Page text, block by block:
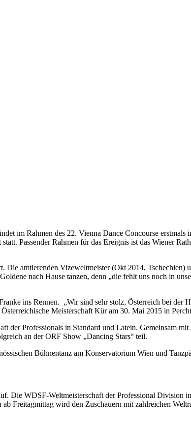
im Rahmen des 22. Vienna Dance Concourse erstmals
Passender Rahmen für das Ereignis ist das Wiener
amtierenden Vizeweltmeister (Okt 2014, Tschechien)
nach Hause tanzen, denn „die fehlt uns noch in
ins Rennen. „Wir sind sehr stolz, Österreich bei der
Meisterschaft Kür am 30. Mai 2015 in
der Professionals in Standard und Latein. Gemeinsam
an der ORF Show „Dancing Stars“ teil.
Bühnentanz am Konservatorium Wien und
Die WDSF-Weltmeisterschaft der Professional Division
Freitagmittag wird den Zuschauern mit zahlreichen